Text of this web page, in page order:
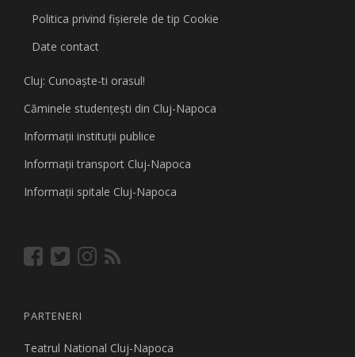
Politica privind fişierele de tip Cookie
Date contact
Cluj: Cunoaşte-ti orasul!
Căminele studenţeşti din Cluj-Napoca
Informaţii instituţii publice
Informaţii transport Cluj-Napoca
Informaţii spitale Cluj-Napoca
PARTENERI
Teatrul National Cluj-Napoca